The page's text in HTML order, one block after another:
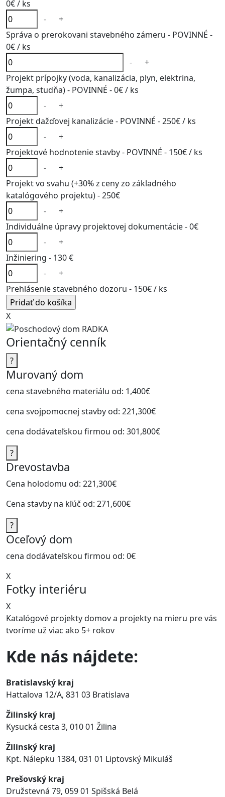
0€/ ks
-
+
Správa o prerokovani stavebného zámeru - POVINNÉ -
0€/ ks
-
+
Projekt prípojky (voda, kanalizácia, plyn, elektrina,
žumpa, studňa) - POVINNÉ -0€/ ks
-
+
Projekt dažďovej kanalizácie - POVINNÉ -250€/ ks
-
+
Projektové hodnotenie stavby - POVINNÉ - 150€/ ks
-
+
Projekt vo svahu (+30% z ceny zo základného
katalógového projektu) -250€
-
+
Individuálne úpravy projektovej dokumentácie -0€
-
+
Inžiniering - 130 €
-
+
Prehlásenie stavebného dozoru - 150€/ ks
X
Orientačný cenník
?
Murovaný dom
cena stavebného materiálu od: 1,400€
cena svojpomocnej stavby od: 221,300€
cena dodávateľskou firmou od: 301,800€
?
Drevostavba
Cena holodomu od: 221,300€
Cena stavby na kľúč od: 271,600€
?
Oceľový dom
cena dodávateľskou firmou od: 0€
X
Fotky interiéru
X
Katalógové projekty domov a projekty na mieru pre vás
tvoríme už viac ako 5+ rokov
Kde nás nájdete:
Bratislavský kraj
Hattalova 12/A, 831 03 Bratislava
Žilinský kraj
Kysucká cesta 3, 010 01 Žilina
Žilinský kraj
Kpt. Nálepku 1384, 031 01 Liptovský Mikuláš
Prešovský kraj
Družstevná 79, 059 01 Spišská Belá